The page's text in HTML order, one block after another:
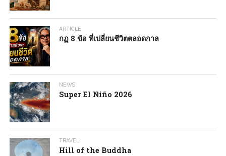
ARTICLE
กฏ 8 ข้อ ที่เปลี่ยนชีวิตตลอดกาล
NEWS
Super El Niño 2026
TRAVEL
Hill of the Buddha